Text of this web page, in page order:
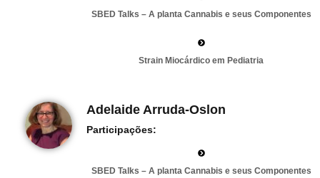
SBED Talks – A planta Cannabis e seus Componentes
Strain Miocárdico em Pediatria
Adelaide Arruda-Oslon
Participações:
SBED Talks – A planta Cannabis e seus Componentes